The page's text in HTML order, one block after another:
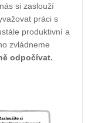
si zaslouží
práci s
produktivní a
zvládneme
odpočívat.